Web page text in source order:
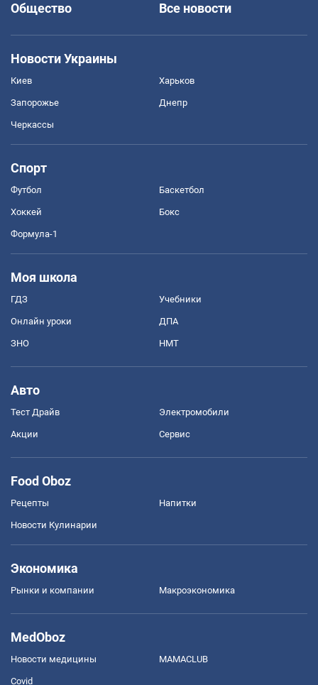
Общество
Все новости
Новости Украины
Киев Харьков
Запорожье Днепр
Черкассы
Спорт
Футбол Баскетбол
Хоккей Бокс
Формула-1
Моя школа
ГДЗ Учебники
Онлайн уроки ДПА
ЗНО НМТ
Авто
Тест Драйв Электромобили
Акции Сервис
Food Oboz
Рецепты Напитки
Новости Кулинарии
Экономика
Рынки и компании Mакроэкономика
MedOboz
Новости медицины MAMACLUB
Covid